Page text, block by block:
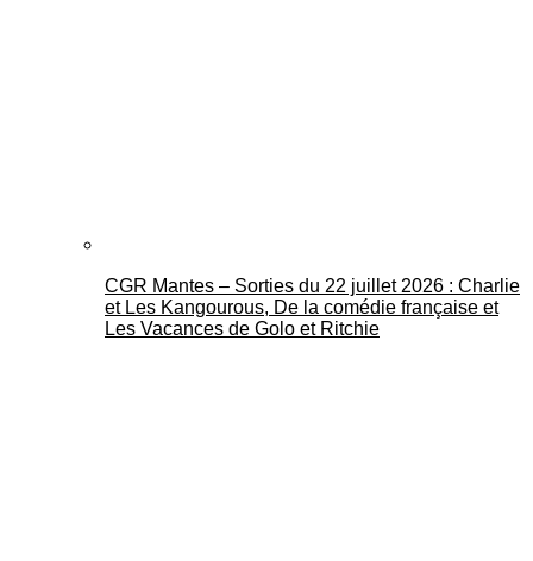
CGR Mantes – Sorties du 22 juillet 2026 : Charlie
et Les Kangourous, De la comédie française et
Les Vacances de Golo et Ritchie